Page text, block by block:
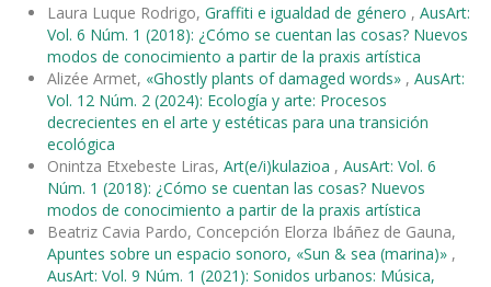
Laura Luque Rodrigo, Graffiti e igualdad de género , AusArt:
Vol. 6 Núm. 1 (2018): ¿Cómo se cuentan las cosas? Nuevos
modos de conocimiento a partir de la praxis artística
Alizée Armet, «Ghostly plants of damaged words» , AusArt:
Vol. 12 Núm. 2 (2024): Ecología y arte: Procesos
decrecientes en el arte y estéticas para una transición
ecológica
Onintza Etxebeste Liras, Art(e/i)kulazioa , AusArt: Vol. 6
Núm. 1 (2018): ¿Cómo se cuentan las cosas? Nuevos
modos de conocimiento a partir de la praxis artística
Beatriz Cavia Pardo, Concepción Elorza Ibáñez de Gauna,
Apuntes sobre un espacio sonoro, «Sun & sea (marina)» ,
AusArt: Vol. 9 Núm. 1 (2021): Sonidos urbanos: Música,